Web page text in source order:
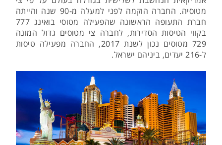
מטוסיה. החברה הוקמה לפני למעלה מ-90 שנה והייתה
חברת התעופה הראשונה שהפעילה מטוסי בואינג 777
בקווי הטיסות הסדירות, לחברה צי מטוסים גדול המונה
729 מטוסים נכון לשנת 2017, החברה מפעילה טיסות
ל-216 יעדים, ביניהם ישראל.